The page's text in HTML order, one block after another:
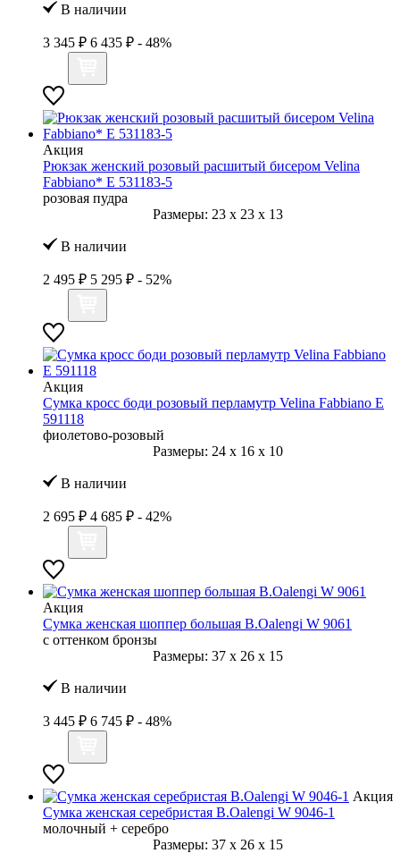
В наличии
3 345 ₽ 6 435 ₽ - 48%
Акция
Рюкзак женский розовый расшитый бисером Velina
Fabbiano* E 531183-5
розовая пудра
Размеры: 23 x 23 x 13
В наличии
2 495 ₽ 5 295 ₽ - 52%
Акция
Сумка кросс боди розовый перламутр Velina Fabbiano E
591118
фиолетово-розовый
Размеры: 24 x 16 x 10
В наличии
2 695 ₽ 4 685 ₽ - 42%
Акция
Сумка женская шоппер большая B.Oalengi W 9061
с оттенком бронзы
Размеры: 37 x 26 x 15
В наличии
3 445 ₽ 6 745 ₽ - 48%
Акция
Сумка женская серебристая B.Oalengi W 9046-1
молочный + серебро
Размеры: 37 x 26 x 15